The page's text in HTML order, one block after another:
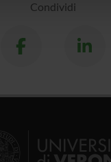
Condividi